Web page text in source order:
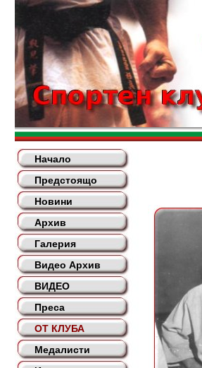
Начало
Предстоящо
Новини
Архив
Галерия
Видео Архив
ВИДЕО
Преса
ОТ КЛУБА
Медалисти